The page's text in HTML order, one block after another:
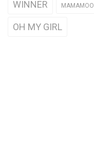
WINNER MAMAMOO
OH MY GIRL